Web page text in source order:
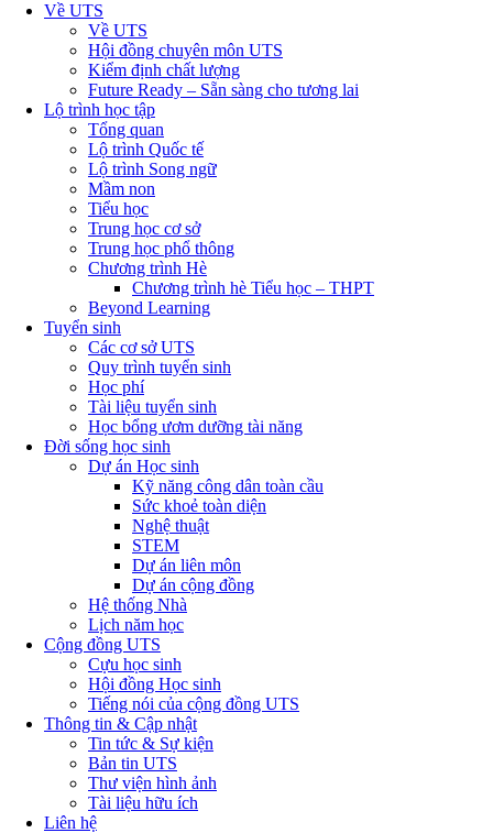
Về UTS
Về UTS
Hội đồng chuyên môn UTS
Kiểm định chất lượng
Future Ready – Sẵn sàng cho tương lai
Lộ trình học tập
Tổng quan
Lộ trình Quốc tế
Lộ trình Song ngữ
Mầm non
Tiểu học
Trung học cơ sở
Trung học phổ thông
Chương trình Hè
Chương trình hè Tiểu học – THPT
Beyond Learning
Tuyển sinh
Các cơ sở UTS
Quy trình tuyển sinh
Học phí
Tài liệu tuyển sinh
Học bổng ươm dưỡng tài năng
Đời sống học sinh
Dự án Học sinh
Kỹ năng công dân toàn cầu
Sức khoẻ toàn diện
Nghệ thuật
STEM
Dự án liên môn
Dự án cộng đồng
Hệ thống Nhà
Lịch năm học
Cộng đồng UTS
Cựu học sinh
Hội đồng Học sinh
Tiếng nói của cộng đồng UTS
Thông tin & Cập nhật
Tin tức & Sự kiện
Bản tin UTS
Thư viện hình ảnh
Tài liệu hữu ích
Liên hệ